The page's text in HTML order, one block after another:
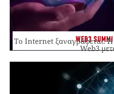
WEB3
Το Internet ξαναγράφεται. Η
Web3